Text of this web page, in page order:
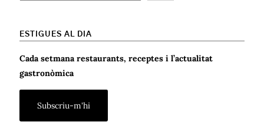
ESTIGUES AL DIA
Cada setmana restaurants, receptes i l’actualitat
gastronòmica